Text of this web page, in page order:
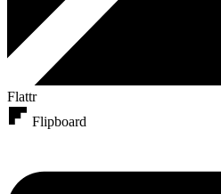
Flattr
Flipboard